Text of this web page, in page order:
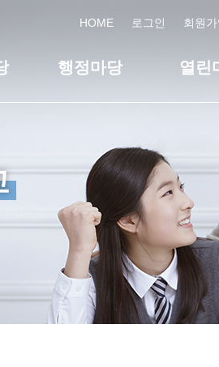
HOME 로그인 회원
행정마당 열린